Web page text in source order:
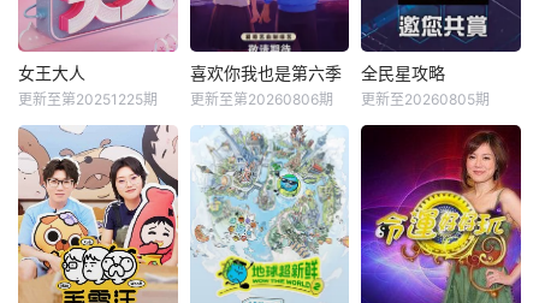
女王大人
更新至第20251225期
喜欢你我也是第六季
更新至第20260806期
全民星攻略
更新至20260805期